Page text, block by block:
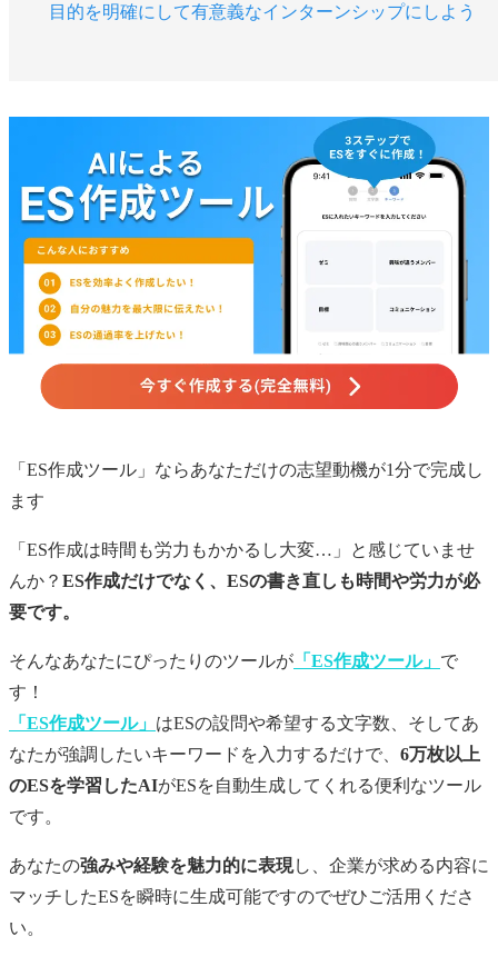
目的を明確にして有意義なインターンシップにしよう
「ES作成ツール」ならあなただけの志望動機が1分で完成し
ます
「ES作成は時間も労力もかかるし大変…」と感じていませ
んか？ ES作成だけでなく、ESの書き直しも時間や労力が必
要です。
そんなあなたにぴったりのツールが 「ES作成ツール」 で
す！
「ES作成ツール」 はESの設問や希望する文字数、そしてあ
なたが強調したいキーワードを入力するだけで、 6万枚以上
のESを学習したAIがESを自動生成してくれる便利なツール
です。
あなたの強みや経験を魅力的に表現し、企業が求める内容に
マッチしたESを瞬時に生成可能ですのでぜひご活用くださ
い。